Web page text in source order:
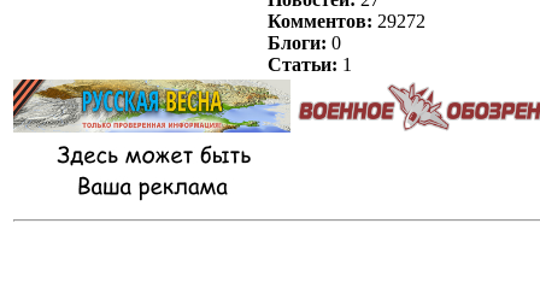
Комментов: 29272
Блоги: 0
Статьи: 1